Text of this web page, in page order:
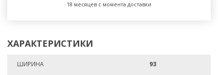
18 месяцев с момента доставки
ХАРАКТЕРИСТИКИ
ШИРИНА 93